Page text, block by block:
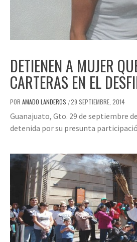
DETIENEN A MUJER
CARTERAS EN EL
POR AMADO LANDEROS /29 SEPTIEMBRE, 2014
Guanajuato, Gto. 29 de septiembre
detenida por su presunta